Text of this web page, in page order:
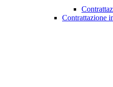
Contrattazione